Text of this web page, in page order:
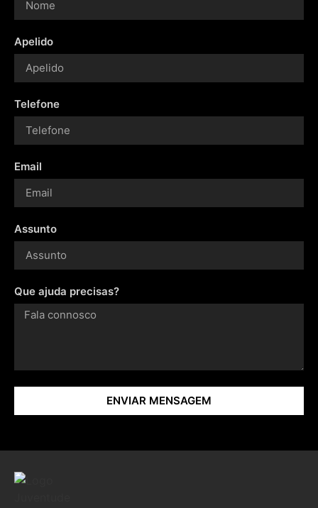
Apelido
Telefone
Email
Assunto
Que ajuda precisas?
ENVIAR MENSAGEM